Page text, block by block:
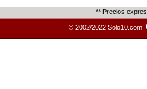
** Precios
© 2002/2022 Solo10.com